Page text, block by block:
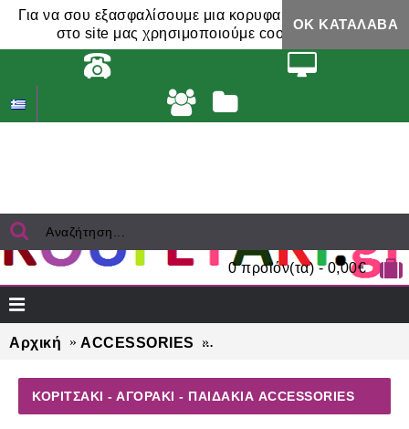
Για να σου εξασφαλίσουμε μια κορυφαία εμπειρία,
στο site μας χρησιμοποιούμε cookies.
ΟΚ ΚΑΤΆΛΑΒΑ
0 προϊόν(τα) - 0,00€
Αρχική ACCESSORIES
ΚΟΡΙΤΣΑΚΙ - ΑΓΟΡΑΚΙ - ΠΑΙΔΑΚΙΑ ACCESSORIES